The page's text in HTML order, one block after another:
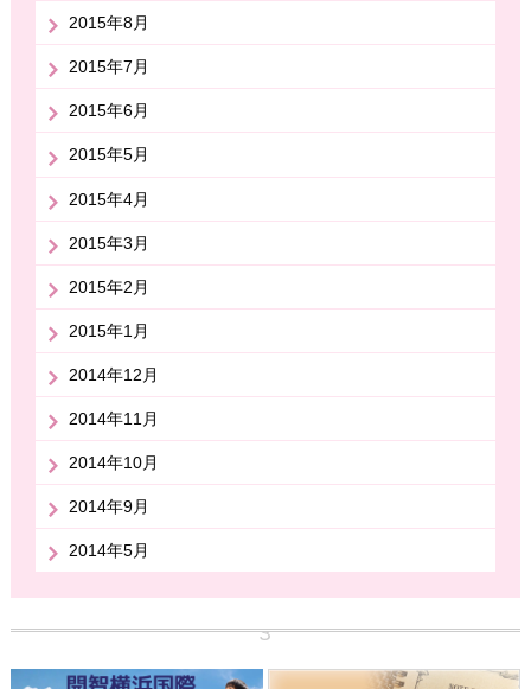
2015年8月
2015年7月
2015年6月
2015年5月
2015年4月
2015年3月
2015年2月
2015年1月
2014年12月
2014年11月
2014年10月
2014年9月
2014年5月